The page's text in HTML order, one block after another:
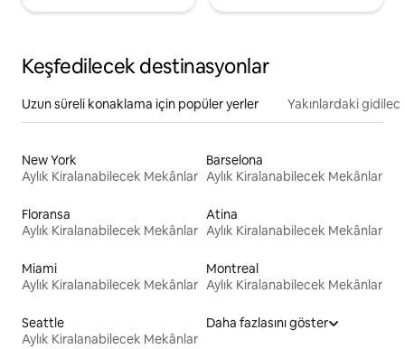
Keşfedilecek destinasyonlar
Uzun süreli konaklama için popüler yerler Yakınlardaki
New York
Aylık Kiralanabilecek Mekânlar
Barselona
Aylık Kiralanabilecek Mekânlar
Floransa
Aylık Kiralanabilecek Mekânlar
Atina
Aylık Kiralanabilecek Mekânlar
Miami
Aylık Kiralanabilecek Mekânlar
Montreal
Aylık Kiralanabilecek Mekânlar
Seattle
Aylık Kiralanabilecek Mekânlar
Daha fazlasını göster